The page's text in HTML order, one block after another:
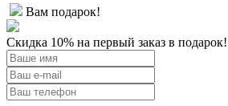
Вам подарок!
Скидка 10% на первый заказ в подарок!